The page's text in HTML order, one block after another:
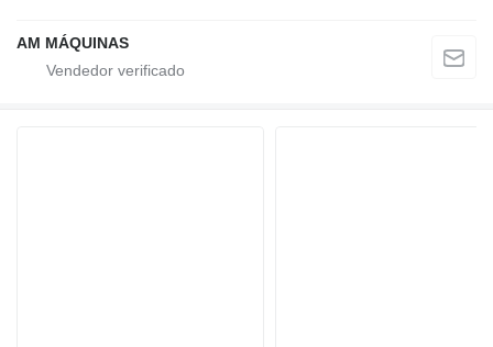
AM MÁQUINAS